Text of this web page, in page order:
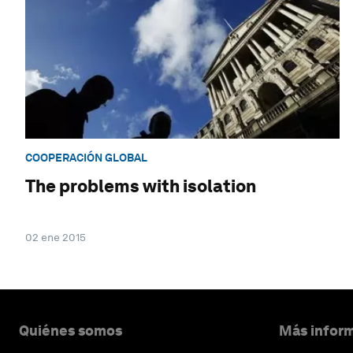
COOPERACIÓN GLOBAL
The problems with isolation
02 ene 2015
Quiénes somos Más